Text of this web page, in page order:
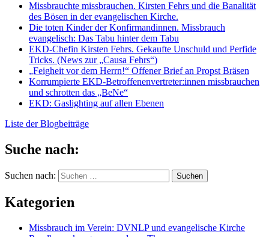
Missbrauchte missbrauchen. Kirsten Fehrs und die Banalität
des Bösen in der evangelischen Kirche.
Die toten Kinder der Konfirmandinnen. Missbrauch
evangelisch: Das Tabu hinter dem Tabu
EKD-Chefin Kirsten Fehrs. Gekaufte Unschuld und Perfide
Tricks. (News zur „Causa Fehrs“)
„Feigheit vor dem Herrn!“ Offener Brief an Propst Bräsen
Korrumpierte EKD-Betroffenenvertreter:innen missbrauchen
und schrotten das „BeNe“
EKD: Gaslighting auf allen Ebenen
Liste der Blogbeiträge
Suche nach:
Suchen nach:
Kategorien
Missbrauch im Verein: DVNLP und evangelische Kirche